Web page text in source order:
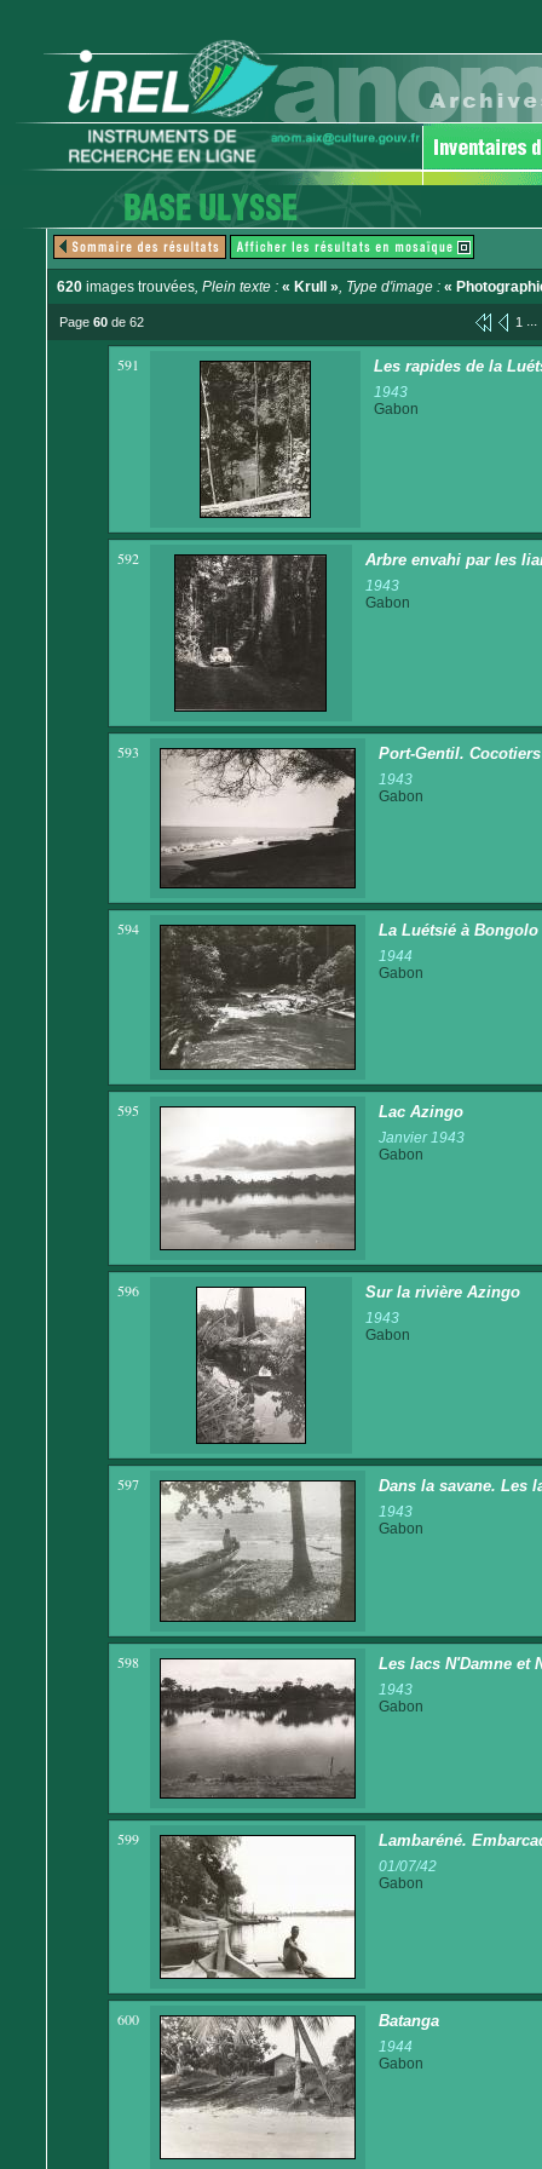
620 images trouvées, Plein texte : « Krull », Type d'image : «
Page 60 de 62 1 ...
591 Les rapides de la
1943
Gabon
592 Arbre envahi par les
1943
Gabon
593 Port-Gentil.
1943
Gabon
594 La Luétsié à Bongolo
1944
Gabon
595 Lac Azingo
Janvier 1943
Gabon
596 Sur la rivière Azingo
1943
Gabon
597 Dans la savane. Les
1943
Gabon
598 Les lacs N'Damne et
1943
Gabon
599 Lambaréné.
01/07/42
Gabon
600 Batanga
1944
Gabon